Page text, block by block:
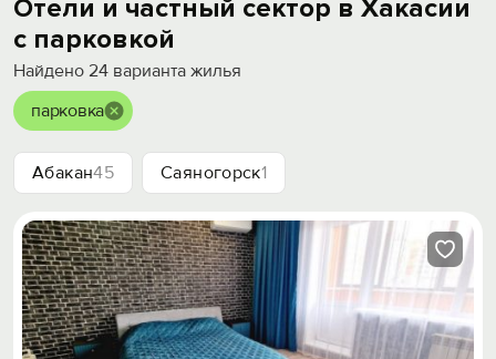
Отели и частный сектор в Хакасии
с парковкой
Найдено 24 варианта жилья
парковка
Абакан45 Саяногорск1